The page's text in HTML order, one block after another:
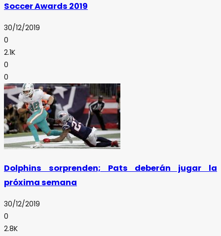
Soccer Awards 2019
30/12/2019
0
2.1K
0
0
Dolphins sorprenden; Pats deberán jugar la
próxima semana
30/12/2019
0
2.8K